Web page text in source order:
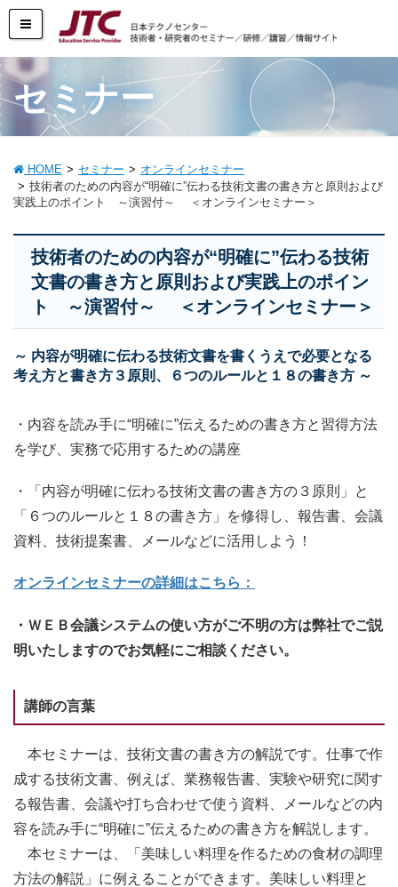
セミナー
HOME セミナー
オンラインセミナー
技術者のための内容が“明確に”伝わる技術文書の書き方と原則および
実践上のポイント ～演習付～ ＜オンラインセミナー＞
技術者のための内容が“明確に”伝わる技術
文書の書き方と原則および実践上のポイン
ト ～演習付～ ＜オンラインセミナー＞
～ 内容が明確に伝わる技術文書を書くうえで必要となる
考え方と書き方３原則、６つのルールと１８の書き方 ～
・内容を読み手に“明確に”伝えるための書き方と習得方法
を学び、実務で応用するための講座
・「内容が明確に伝わる技術文書の書き方の３原則」と
「６つのルールと１８の書き方」を修得し、報告書、会議
資料、技術提案書、メールなどに活用しよう！
オンラインセミナーの詳細はこちら：
・ＷＥＢ会議システムの使い方がご不明の方は弊社でご説
明いたしますのでお気軽にご相談ください。
講師の言葉
本セミナーは、技術文書の書き方の解説です。仕事で作
成する技術文書、例えば、業務報告書、実験や研究に関す
る報告書、会議や打ち合わせで使う資料、メールなどの内
容を読み手に“明確に”伝えるための書き方を解説します。
本セミナーは、「美味しい料理を作るための食材の調理
方法の解説」に例えることができます。美味しい料理と